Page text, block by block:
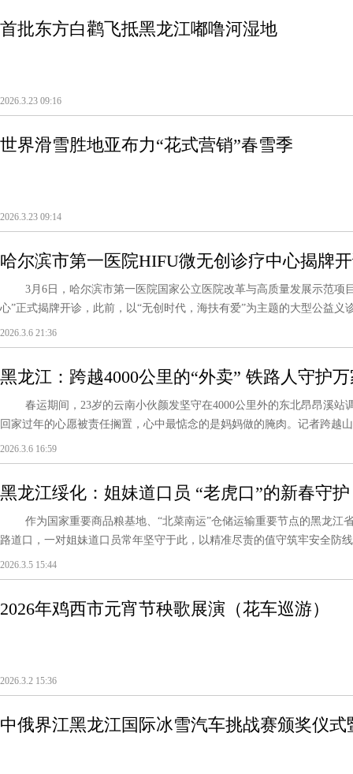
首批东方白鹳飞抵黑龙江嘟噜河湿地
2026.3.23 09:16
世界滑雪胜地亚布力“花式营销”春雪季
2026.3.23 09:14
哈尔滨市第一医院HIFU微无创诊疗中心揭牌
3月6日，哈尔滨市第一医院国家公立医院改革与高质量发展示范项
心”正式揭牌开诊，此前，以“无创时代，海扶有爱”为主题的大型公益义
2026.3.6 21:36
黑龙江：跨越4000公里的“外卖” 铁路人守护
春运期间，23岁的云南小伙颜发坚守在4000公里外的东北昂昂溪站
回家过年的心愿被责任搁置，心中最惦念的是妈妈做的腌肉。记者跨越
2026.3.6 16:59
黑龙江绥化：姐妹道口员 “老虎口”的新春守护
作为国家重要商品粮基地、“北菜南运”仓储运输重要节点的黑龙江
路道口，一对姐妹道口员常年坚守于此，以精准尽责的值守筑牢安全防
2026.3.5 15:44
2026年鸡西市元宵节秧歌展演（花车巡游）
2026.3.2 15:36
中俄界江黑龙江国际冰雪汽车挑战赛颁奖仪